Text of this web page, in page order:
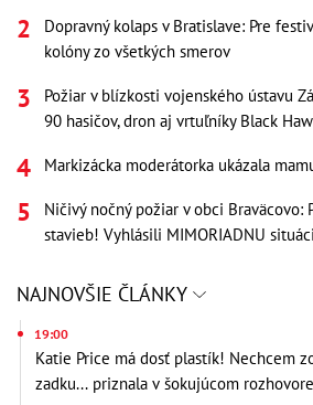
Dopravný kolaps v Bratislave: Pre
kolóny zo všetkých smerov
Požiar v blízkosti vojenského ústavu
90 hasičov, dron aj vrtuľníky Black
Markizácka moderátorka ukázala
Ničivý nočný požiar v obci Braväcovo:
stavieb! Vyhlásili MIMORIADNU
NAJNOVŠIE ČLÁNKY
19:00
Katie Price má dosť plastík! Nechcem
zadku... priznala v šokujúcom rozhovore